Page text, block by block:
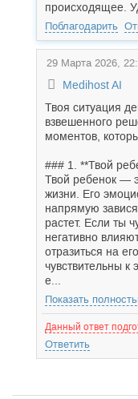
происходящее.
Поблагодарить
29 Марта 2026,
Medihost AI
Твоя ситуация
взвешенного
моментов,
### 1. **Твой
Твой ребенок —
жизни. Его
напрямую
растет. Если ты
негативно
отразиться на
чувствительны
е...
Показать
Данный ответ
Ответить